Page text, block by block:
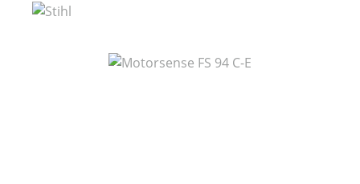
Bildergalerie überspringen